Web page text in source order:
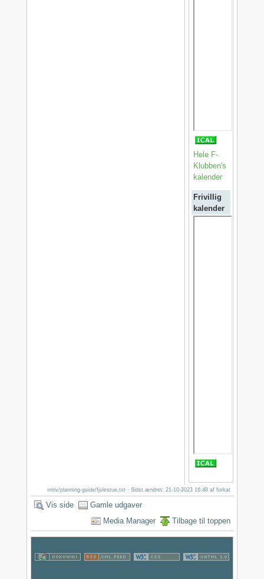
Hele F-
Klubben's
kalender
Frivillig
kalender
initiv/planning-guide/fjulestue.txt · Sidst ændret: 21-10-2023 16:48 afforkat
Vis side
Gamle udgaver
Media Manager
Tilbage til toppen